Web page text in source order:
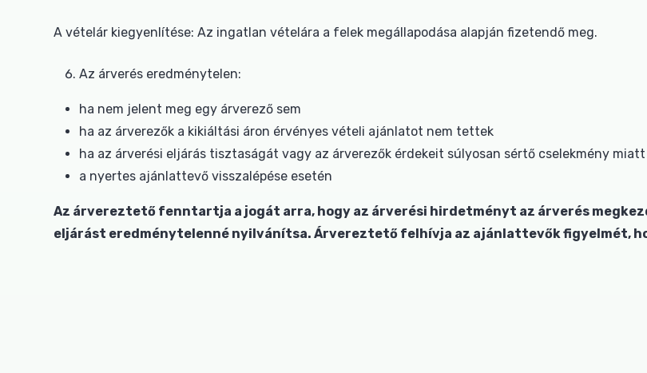
A vételár kiegyenlítése: Az ingatlan vételára a felek megállapodása alapján fizetendő meg.
Az árverés eredménytelen:
ha nem jelent meg egy árverező sem
ha az árverezők a kikiáltási áron érvényes vételi ajánlatot nem tettek
ha az árverési eljárás tisztaságát vagy az árverezők érdekeit súlyosan sértő cselekmény
a nyertes ajánlattevő visszalépése esetén
Az árvereztető fenntartja a jogát arra, hogy az árverési hirdetményt az árverés
eljárást eredménytelenné nyilvánítsa. Árvereztető felhívja az ajánlattevők figyelmét,